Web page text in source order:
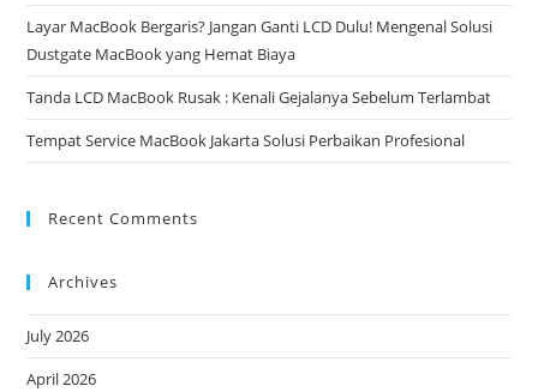
Layar MacBook Bergaris? Jangan Ganti LCD Dulu! Mengenal Solusi
Dustgate MacBook yang Hemat Biaya
Tanda LCD MacBook Rusak : Kenali Gejalanya Sebelum Terlambat
Tempat Service MacBook Jakarta Solusi Perbaikan Profesional
Recent Comments
Archives
July 2026
April 2026